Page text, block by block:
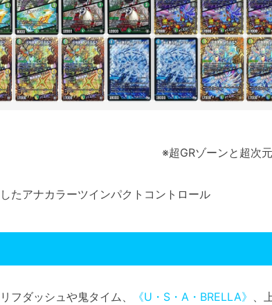
※超GRゾーンと超次
たアナカラーツインパクトコントロール
フダッシュや鬼タイム、 《U・S・A・BRELLA》 、